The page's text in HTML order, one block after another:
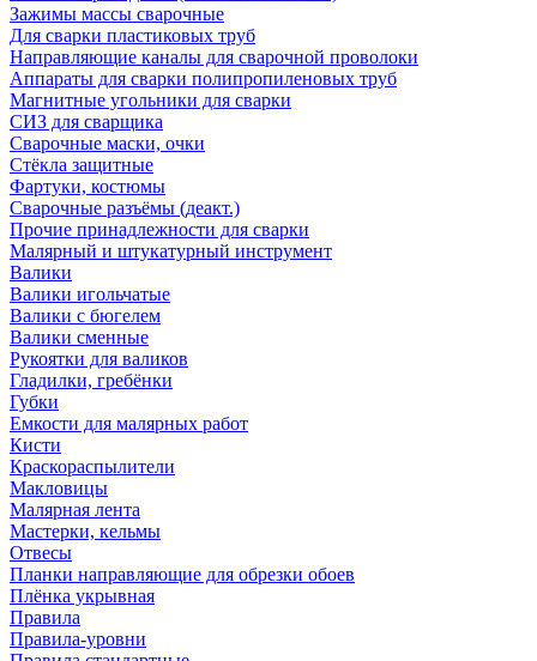
Зажимы массы сварочные
Для сварки пластиковых труб
Направляющие каналы для сварочной проволоки
Аппараты для сварки полипропиленовых труб
Магнитные угольники для сварки
СИЗ для сварщика
Сварочные маски, очки
Стёкла защитные
Фартуки, костюмы
Сварочные разъёмы (деакт.)
Прочие принадлежности для сварки
Малярный и штукатурный инструмент
Валики
Валики игольчатые
Валики с бюгелем
Валики сменные
Рукоятки для валиков
Гладилки, гребёнки
Губки
Емкости для малярных работ
Кисти
Краскораспылители
Макловицы
Малярная лента
Мастерки, кельмы
Отвесы
Планки направляющие для обрезки обоев
Плёнка укрывная
Правила
Правила-уровни